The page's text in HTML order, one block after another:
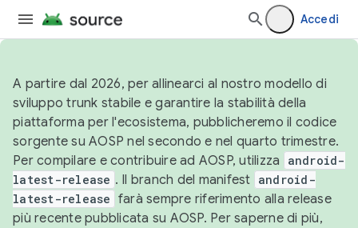
Accedi
A partire dal 2026, per allinearci al nostro modello di
sviluppo trunk stabile e garantire la stabilità della
piattaforma per l'ecosistema, pubblicheremo il codice
sorgente su AOSP nel secondo e nel quarto trimestre.
Per compilare e contribuire ad AOSP, utilizza
android-
latest-release . Il branch del manifest android-
latest-release farà sempre riferimento alla release
più recente pubblicata su AOSP. Per saperne di più,